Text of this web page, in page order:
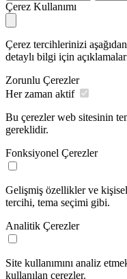
Çerez Kullanımı
Çerez tercihlerinizi
detaylı bilgi için
Zorunlu Çerezler
Her zaman aktif
Bu çerezler web sitesinin
gereklidir.
Fonksiyonel Çerezler
Gelişmiş özellikler ve
tercihi, tema seçimi gibi.
Analitik Çerezler
Site kullanımını analiz
kullanılan çerezler.